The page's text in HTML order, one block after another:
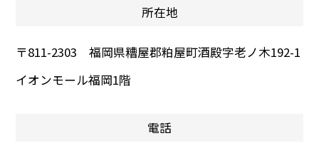
所在地
〒811-2303 福岡県糟屋郡粕屋町酒殿字老ノ木192-1
イオンモール福岡1階
電話